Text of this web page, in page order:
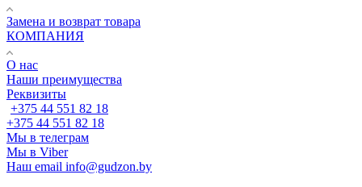
Замена и возврат товара
КОМПАНИЯ
О нас
Наши преимущества
Реквизиты
+375 44 551 82 18
+375 44 551 82 18
Мы в телеграм
Мы в Viber
Наш email info@gudzon.by